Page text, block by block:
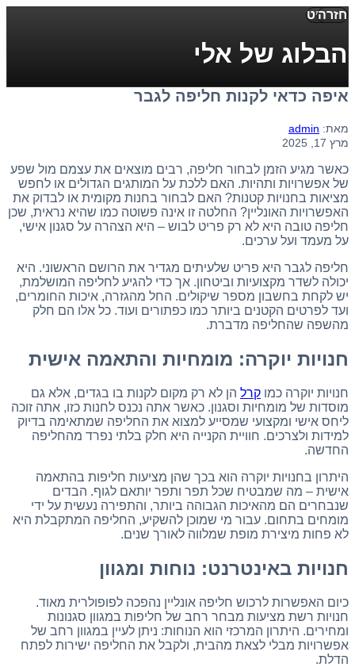
חזרה
תפריט
הבלוג של אלי
איפה כדאי לקנות חליפה לגבר
מאת:admin
מרץ 17, 2025
כאשר מגיע הזמן לבחור חליפה, רבים מוצאים את עצמם מול שפע
של אפשרויות ותהיות. האם ללכת על המותגים הגדולים או לחפש
מציאות בחנויות קטנות? האם לבחור בחנות מקומית או לבדוק את
האפשרויות האונליין? החלטה זו אינה פשוטה כמו שהיא נראית, שכן
חליפה טובה היא לא רק פריט לבוש – היא הצהרה על סגנון אישי,
על מעמד ועל ערכים.
חליפה לגבר היא פריט שלעיתים מגדיר את הרושם הראשוני. היא
יכולה לשדר מקצועיות וביטחון. אך כדי להגיע לחליפה המושלמת,
יש לקחת בחשבון מספר שיקולים. החל מהגזרה, איכות החומרים,
ועד לפרטים הקטנים ביותר כמו כפתורים ועוד. כל אלו הם חלק
מהשפה שהחליפה מדברת.
חנויות יוקרה: מומחיות והתאמה אישית
חנויות יוקרה כמוקרלהן לא רק מקום לקנות בו בגדים, אלא גם
מוסדות של מומחיות וסגנון. כאשר אתה נכנס לחנות כזו, אתה זוכה
ליחס אישי ומקצועי שמסייע למצוא את החליפה שמתאימה בדיוק
למידות ולצרכים. חוויית הקנייה היא חלק בלתי נפרד מהחליפה
החדשה.
היתרון בחנויות יוקרה הוא בכך שהן מציעות חליפות בהתאמה
אישית – מה שמבטיח שכל תפר ותפר יותאם לגוף. הבדים
שנבחרים הם מהאיכות הגבוהה ביותר, והתפירה נעשית על ידי
מומחים בתחום. עבור מי שמוכן להשקיע, החליפה המתקבלת היא
לא פחות מיצירת מופת שמלווה לאורך שנים.
חנויות באינטרנט: נוחות ומגוון
כיום האפשרות לרכוש חליפה אונליין נהפכה לפופולרית מאוד.
חנויות רשת מציעות מבחר רחב של חליפות במגוון סגנונות
ומחירים. היתרון המרכזי הוא הנוחות: ניתן לעיין במגוון רחב של
אפשרויות מבלי לצאת מהבית, ולקבל את החליפה ישירות לפתח
הדלת.